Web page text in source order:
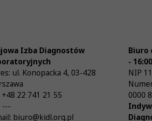
Izba Diagnostów
ul. Konopacka 4,03-428
+48 22 741 21 55
---
biuro@kidl.org.pl
Biuro
- 16:00
NIP
0000